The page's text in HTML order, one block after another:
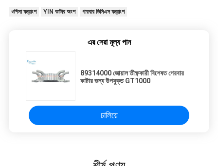
ওশিমা যন্ত্রাংশ YIN কাটার অংশ গারবার ডিসিএস যন্ত্রাংশ
এর সেরা মূল্য পান
89314000 জোয়াল তীক্ষ্ণকারী বিশেষত গেরবার
কাটার জন্য উপযুক্ত GT1000
চালিয়ে